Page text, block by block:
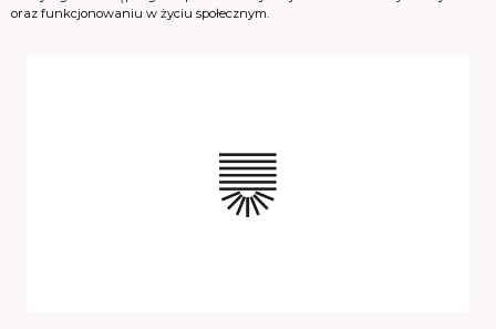
oraz funkcjonowaniu w życiu społecznym.